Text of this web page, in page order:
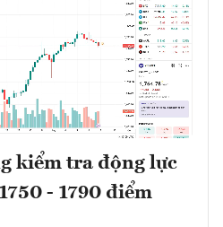
kiểm tra động lực
- 1790 điểm